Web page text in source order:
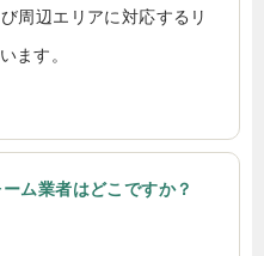
周辺エリアに対応するリ
ます。
ム業者はどこですか？